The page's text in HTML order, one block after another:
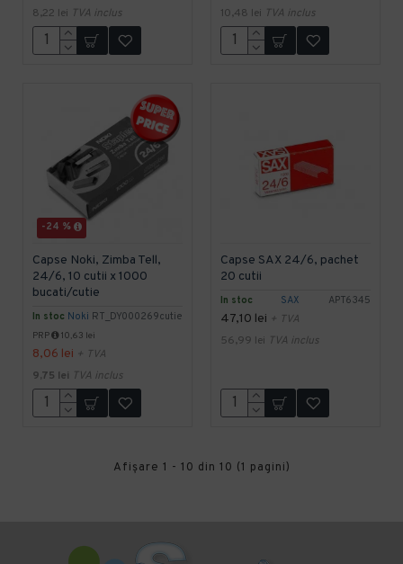
8,22 lei TVA inclus 10,48 lei TVA inclus
-24 %
In stoc Noki RT_DY000269cutie
Capse Noki, Zimba Tell,
24/6, 10 cutii x 1000
bucati/cutie
PRP 10,63 lei
8,06 lei + TVA
9,75 lei TVA inclus
In stoc SAX APT6345
Capse SAX 24/6, pachet
20 cutii
47,10 lei + TVA
56,99 lei TVA inclus
Afişare 1 - 10 din 10 (1 pagini)